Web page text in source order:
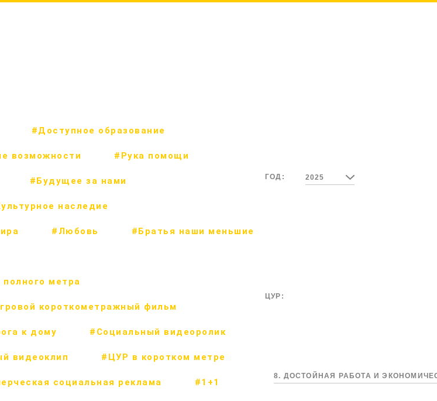
#Доступное образование
возможности #Рука помощи
#Будущее за нами
наследие
#Любовь #Братья наши меньшие
ГОД: 2025
метра
короткометражный фильм
к дому #Социальный видеоролик
видеоклип #ЦУР в коротком метре
социальная реклама #1+1
ЦУР:
8. ДОСТОЙНАЯ РАБОТА И